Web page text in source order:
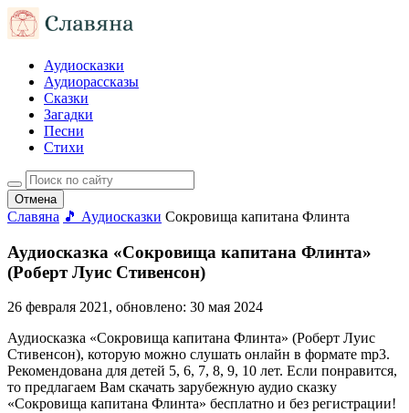
Аудиосказки
Аудиорассказы
Сказки
Загадки
Песни
Стихи
Отмена
Славяна 🎵 Аудиосказки Сокровища капитана Флинта
Аудиосказка «Сокровища капитана Флинта»
(Роберт Луис Стивенсон)
26 февраля 2021, обновлено: 30 мая 2024
Аудиосказка «Сокровища капитана Флинта» (Роберт Луис
Стивенсон), которую можно слушать онлайн в формате mp3.
Рекомендована для детей 5, 6, 7, 8, 9, 10 лет. Если понравится,
то предлагаем Вам скачать зарубежную аудио сказку
«Сокровища капитана Флинта» бесплатно и без регистрации!